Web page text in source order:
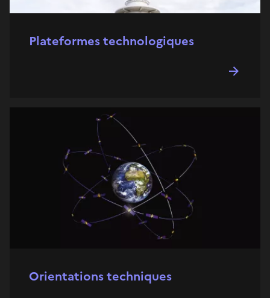
Plateformes technologiques
Orientations techniques